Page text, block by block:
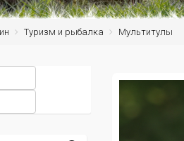
Туризм и рыбалка Мультитулы